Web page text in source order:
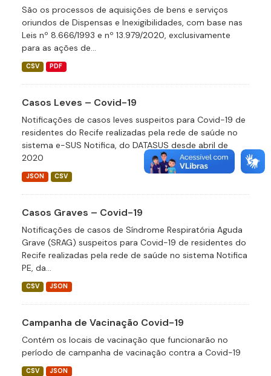
São os processos de aquisições de bens e serviços
oriundos de Dispensas e Inexigibilidades, com base nas
Leis nº 8.666/1993 e nº 13.979/2020, exclusivamente
para as ações de...
CSV PDF
Casos Leves – Covid-19
Notificações de casos leves suspeitos para Covid-19 de
residentes do Recife realizadas pela rede de saúde no
sistema e-SUS Notifica, do DATASUS desde abril de
2020
JSON CSV
Casos Graves – Covid-19
Notificações de casos de Síndrome Respiratória Aguda
Grave (SRAG) suspeitos para Covid-19 de residentes do
Recife realizadas pela rede de saúde no sistema Notifica
PE, da...
CSV JSON
Campanha de Vacinação Covid-19
Contém os locais de vacinação que funcionarão no
período de campanha de vacinação contra a Covid-19
CSV JSON